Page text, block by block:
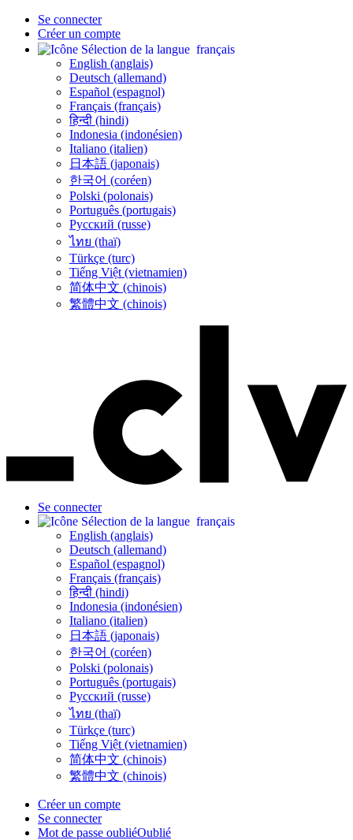
Se connecter
Créer un compte
français
English (anglais)
Deutsch (allemand)
Español (espagnol)
Français (français)
हिन्दी (hindi)
Indonesia (indonésien)
Italiano (italien)
日本語 (japonais)
한국어 (coréen)
Polski (polonais)
Português (portugais)
Русский (russe)
ไทย (thaï)
Türkçe (turc)
Tiếng Việt (vietnamien)
简体中文 (chinois)
繁體中文 (chinois)
Se connecter
français
English (anglais)
Deutsch (allemand)
Español (espagnol)
Français (français)
हिन्दी (hindi)
Indonesia (indonésien)
Italiano (italien)
日本語 (japonais)
한국어 (coréen)
Polski (polonais)
Português (portugais)
Русский (russe)
ไทย (thaï)
Türkçe (turc)
Tiếng Việt (vietnamien)
简体中文 (chinois)
繁體中文 (chinois)
Créer un compte
Se connecter
Mot de passe oubliéOublié